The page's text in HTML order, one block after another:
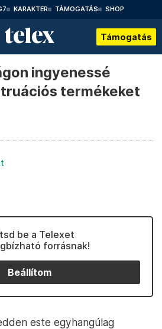
KARAKTER TÁMOGATÁS SHOP
Támogatás
ingyenessé
termékeket
be a Telexet
forrásnak!
Beállítom
este egyhangúlag